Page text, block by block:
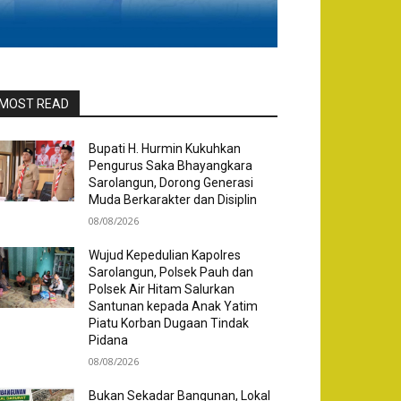
READ
Bupati H. Hurmin Kukuhkan
Pengurus Saka Bhayangkara
Sarolangun, Dorong Generasi
Muda Berkarakter dan Disiplin
08/08/2026
Wujud Kepedulian Kapolres
Sarolangun, Polsek Pauh dan
Polsek Air Hitam Salurkan
Santunan kepada Anak Yatim
Piatu Korban Dugaan Tindak
Pidana
08/08/2026
Bukan Sekadar Bangunan, Lokal